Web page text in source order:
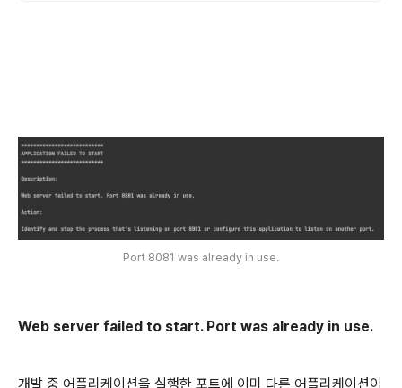
Port 8081 was already in use.
Web server failed to start. Port was already in use.
개발 중 어플리케이션을 실행한 포트에 이미 다른 어플리케이션이